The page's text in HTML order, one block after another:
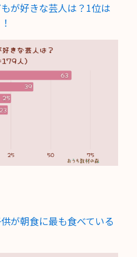
が好きな芸人は？1位は
が朝食に最も食べている